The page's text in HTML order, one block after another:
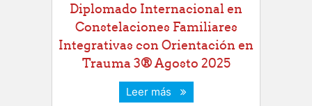
Diplomado Internacional en
Constelaciones Familiares
Integrativas con Orientación en
Trauma 3® Agosto 2025
Leer más